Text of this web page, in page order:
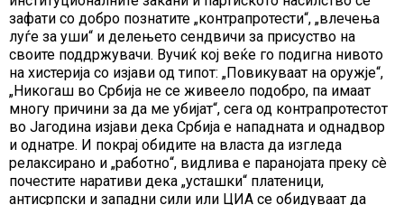
зафати со добро познатите „контрапротести“, „влечења
луѓе за уши“ и делењето сендвичи за присуство на
своите поддржувачи. Вучиќ кој веќе го подигна нивото
на хистерија со изјави од типот: „Повикуваат на оружје“,
„Никогаш во Србија не се живеело подобро, па имаат
многу причини за да ме убијат“, сега од контрапротестот
во Јагодина изјави дека Србија е нападната и однадвор
и однатре. И покрај обидите на власта да изгледа
релаксирано и „работно“, видлива е паранојата преку сè
почестите наративи дека „усташки“ платеници,
антисрпски и западни сили или ЦИА се обидуваат да